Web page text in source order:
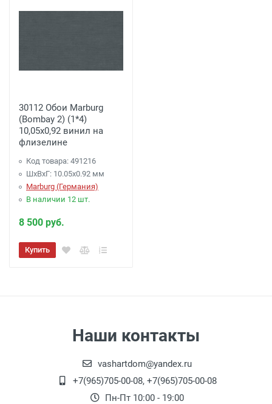
30112 Обои Marburg
(Bombay 2) (1*4)
10,05x0,92 винил на
флизелине
Код товара: 491216
ШхВхГ: 10.05х0.92 мм
Marburg (Германия)
В наличии 12 шт.
8 500 руб.
Купить
Наши контакты
vashartdom@yandex.ru
+7(965)705-00-08, +7(965)705-00-08
Пн-Пт 10:00 - 19:00